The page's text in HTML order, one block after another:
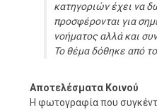
κατηγοριών έχει να
προσφέρονται για
νοήματος αλλά και
Το θέμα δόθηκε από
Αποτελέσματα Κοινού
Η φωτογραφία που